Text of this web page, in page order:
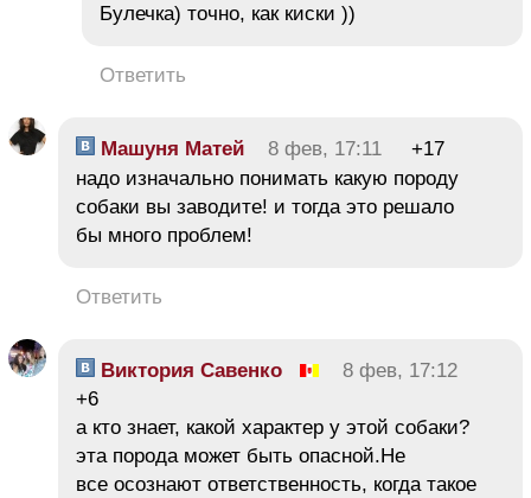
Булечка) точно, как киски ))
Ответить
Машуня Матей 8 фев, 17:11
+17
надо изначально понимать какую породу
собаки вы заводите! и тогда это решало
бы много проблем!
Ответить
Виктория Савенко
8 фев, 17:12
+6
а кто знает, какой характер у этой собаки?
эта порода может быть опасной.Не
все осознают ответственность, когда такое